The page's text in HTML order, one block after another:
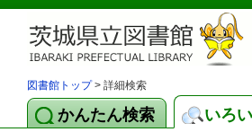
図書館トップ> 詳細検索
かんたん検索 いろ